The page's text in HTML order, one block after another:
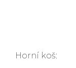
Horní koš: